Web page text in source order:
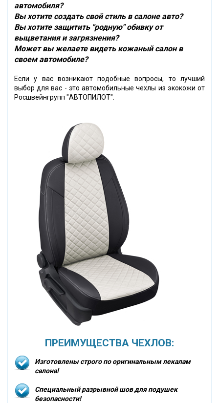
автомобиля?
Вы хотите создать свой стиль в салоне авто?
Вы хотите защитить "родную" обивку от
выцветания и загрязнения?
Может вы желаете видеть кожаный салон в
своем автомобиле?
Если у вас возникают подобные вопросы, то лучший
выбор для вас - это автомобильные чехлы из экокожи от
Росшвейнгрупп "АВТОПИЛОТ".
ПРЕИМУЩЕСТВА ЧЕХЛОВ:
Изготовлены строго по оригинальным лекалам
салона!
Специальный разрывной шов для подушек
безопасности!